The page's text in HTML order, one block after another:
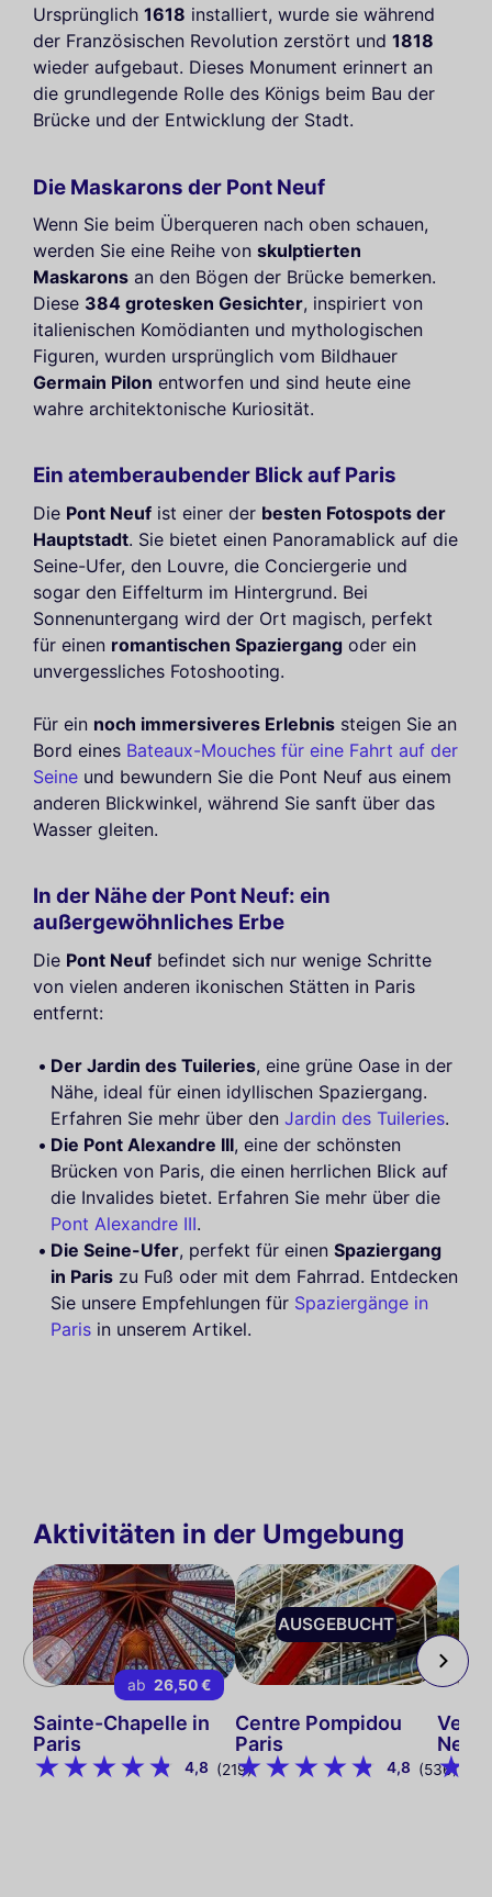
Ursprünglich 1618 installiert, wurde sie während
der Französischen Revolution zerstört und 1818
wieder aufgebaut. Dieses Monument erinnert an
die grundlegende Rolle des Königs beim Bau der
Brücke und der Entwicklung der Stadt.
Die Maskarons der Pont Neuf
Wenn Sie beim Überqueren nach oben schauen,
werden Sie eine Reihe von skulptierten
Maskarons an den Bögen der Brücke bemerken.
Diese 384 grotesken Gesichter, inspiriert von
italienischen Komödianten und mythologischen
Figuren, wurden ursprünglich vom Bildhauer
Germain Pilon entworfen und sind heute eine
wahre architektonische Kuriosität.
Ein atemberaubender Blick auf Paris
Die Pont Neuf ist einer der besten Fotospots der
Hauptstadt. Sie bietet einen Panoramablick auf die
Seine-Ufer, den Louvre, die Conciergerie und
sogar den Eiffelturm im Hintergrund. Bei
Sonnenuntergang wird der Ort magisch, perfekt
für einen romantischen Spaziergang oder ein
unvergessliches Fotoshooting.
Für ein noch immersiveres Erlebnis steigen Sie an
Bord eines Bateaux-Mouches für eine Fahrt auf der
Seine und bewundern Sie die Pont Neuf aus einem
anderen Blickwinkel, während Sie sanft über das
Wasser gleiten.
In der Nähe der Pont Neuf: ein
außergewöhnliches Erbe
Die Pont Neuf befindet sich nur wenige Schritte
von vielen anderen ikonischen Stätten in Paris
entfernt:
Der Jardin des Tuileries, eine grüne Oase in der
Nähe, ideal für einen idyllischen Spaziergang.
Erfahren Sie mehr über den Jardin des Tuileries.
Die Pont Alexandre III, eine der schönsten
Brücken von Paris, die einen herrlichen Blick auf
die Invalides bietet. Erfahren Sie mehr über die
Pont Alexandre III.
Die Seine-Ufer, perfekt für einen Spaziergang
in Paris zu Fuß oder mit dem Fahrrad. Entdecken
Sie unsere Empfehlungen für Spaziergänge in
Paris in unserem Artikel.
Aktivitäten in der Umgebung
ab 26,50 €
Sainte-Chapelle in
Paris
4,8 (219)
AUSGEBUCHT
Centre Pompidou
Paris
4,8 (536)
Neuf